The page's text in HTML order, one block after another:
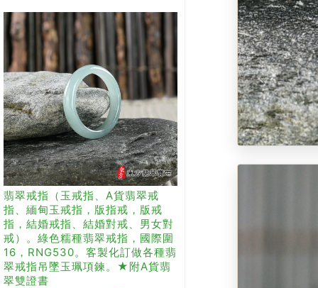
翡翠戒指（玉戒指、A貨翡翠戒
指、緬甸玉戒指，版指戒，版戒
指，結婚戒指、結婚對戒、男女對
戒）。綠色糯種翡翠戒指，國際圍
16，RNG530。客製化訂做各種翡
翠戒指吊墜玉珮項鍊。★附A貨翡
翠雙證書